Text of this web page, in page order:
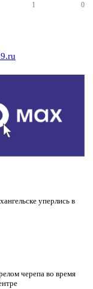
1 0
уперлись в
черепа во время